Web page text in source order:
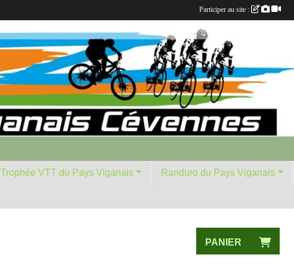
Trophée VTT du Pays Viganais Randuro du Pays Viganais
PANIER
Participer au site :